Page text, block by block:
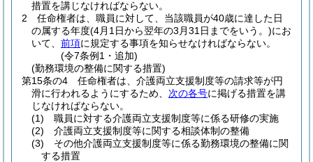
措置を講じなければならない。
2
任命権者は、職員に対して、当該職員が40歳に達した日
の属する年度(4月1日から翌年の3月31日までをいう。)にお
いて、 前項に規定する事項を知らせなければならない。
(令7条例1・追加)
(勤務環境の整備に関する措置)
第15条の4
任命権者は、介護両立支援制度等の請求等が円
滑に行われるようにするため、 次の各号に掲げる措置を講
じなければならない。
(1)
職員に対する介護両立支援制度等に係る研修の実施
(2)
介護両立支援制度等に関する相談体制の整備
(3)
その他介護両立支援制度等に係る勤務環境の整備に関
する措置